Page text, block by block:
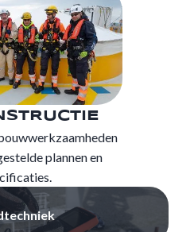
plannen en